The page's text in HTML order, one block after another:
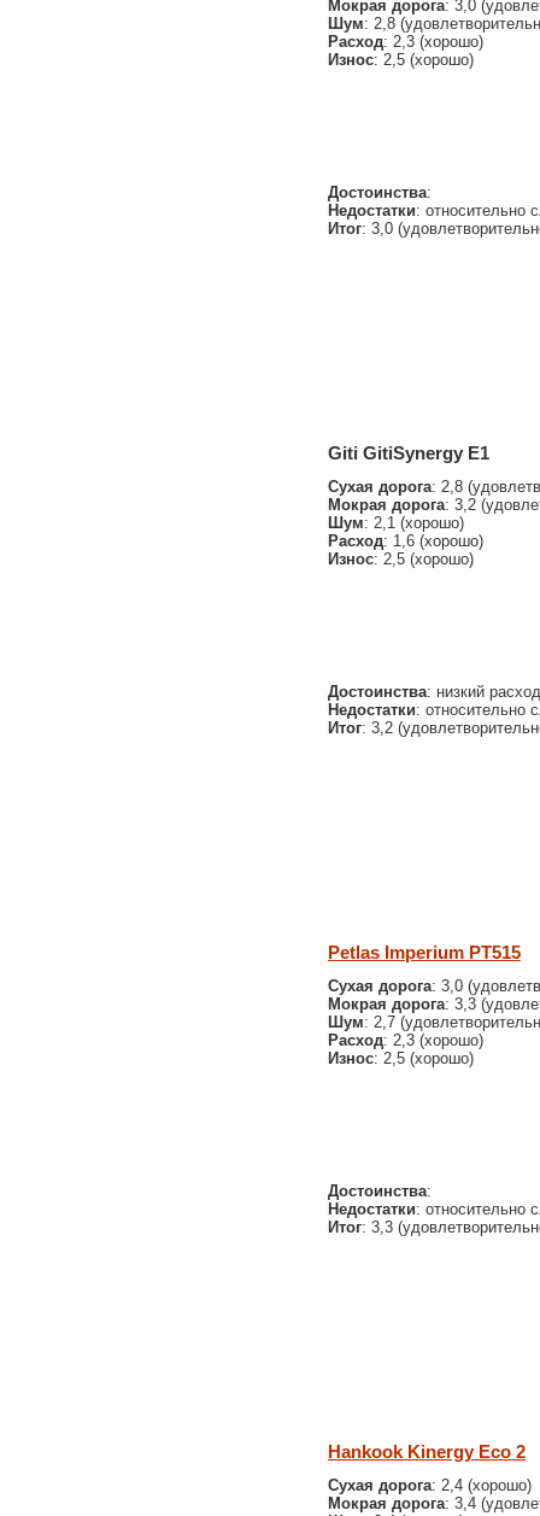
Мокрая дорога: 3,0
Шум: 2,8
Расход: 2,3 (хорошо)
Износ: 2,5 (хорошо)
Достоинства:
Недостатки: относительно
Итог: 3,0
Giti GitiSynergy E1
Сухая дорога: 2,8
Мокрая дорога: 3,2
Шум: 2,1 (хорошо)
Расход: 1,6 (хорошо)
Износ: 2,5 (хорошо)
Достоинства: низкий
Недостатки: относительно
Итог: 3,2
Petlas Imperium PT515
Сухая дорога: 3,0
Мокрая дорога: 3,3
Шум: 2,7
Расход: 2,3 (хорошо)
Износ: 2,5 (хорошо)
Достоинства:
Недостатки: относительно
Итог: 3,3
Hankook Kinergy Eco 2
Сухая дорога: 2,4 (хорошо)
Мокрая дорога: 3,4